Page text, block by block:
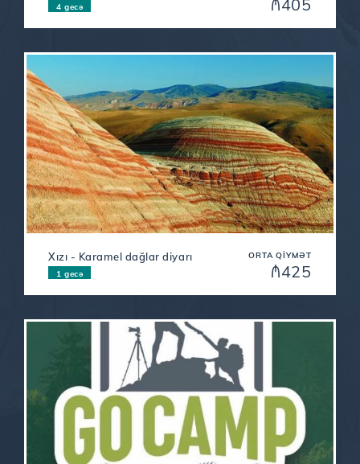
₼405
4 gecə
ORTA QIYMƏT
₼425
Xızı - Karamel dağlar diyarı
1 gecə